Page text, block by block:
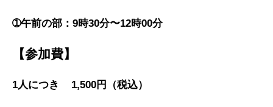
➀午前の部：9時30分〜12時00分
【参加費】
1人につき 1,500円 （税込）